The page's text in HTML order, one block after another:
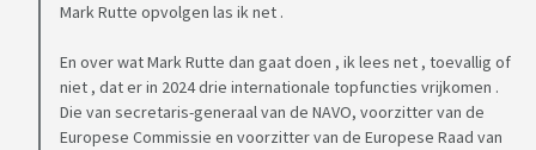
Mark Rutte opvolgen las ik net .
En over wat Mark Rutte dan gaat doen , ik lees net , toevallig of
niet , dat er in 2024 drie internationale topfuncties vrijkomen .
Die van secretaris-generaal van de NAVO, voorzitter van de
Europese Commissie en voorzitter van de Europese Raad van